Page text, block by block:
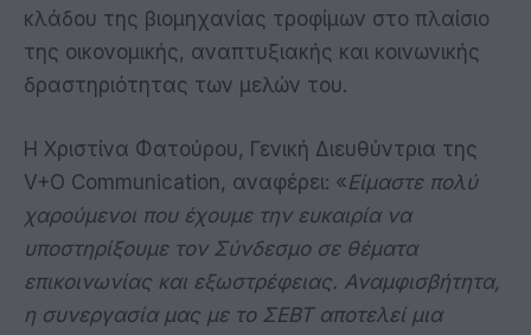
κλάδου της βιομηχανίας τροφίμων στο πλαίσιο
της οικονομικής, αναπτυξιακής και κοινωνικής
δραστηριότητας των μελών του.
Η Χριστίνα Φατούρου, Γενική Διευθύντρια της
V+O Communication, αναφέρει: «Είμαστε πολύ
χαρούμενοι που έχουμε την ευκαιρία να
υποστηρίξουμε τον Σύνδεσμο σε θέματα
επικοινωνίας και εξωστρέφειας. Αναμφισβήτητα,
η συνεργασία μας με το ΣΕΒΤ αποτελεί μια